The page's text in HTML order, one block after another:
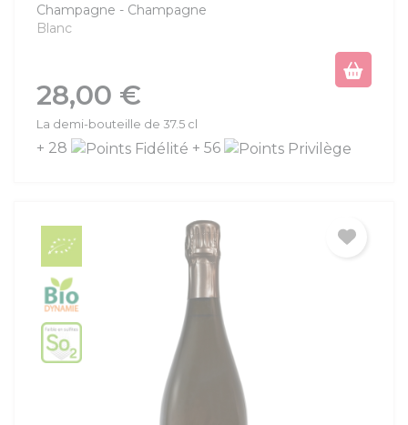
Champagne
Champagne
Blanc
Prix
28,00 €
La demi-bouteille de 37.5 cl
+ 28 + 56